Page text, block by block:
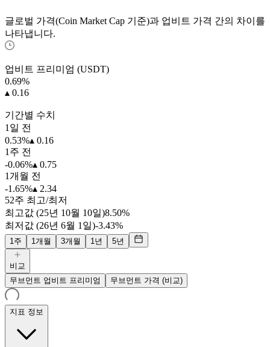
글로벌 가격(Coin Market Cap 기준)과 업비트 가격 간의 차이를
나타냅니다.
업비트 프리미엄 (USDT)
0.69%
▴ 0.16
기간별 수치
1일 전
0.53%▴ 0.16
1주 전
-0.06%▴ 0.75
1개월 전
-1.65%▴ 2.34
52주 최고/최저
최고값 (25년 10월 10일)8.50%
최저값 (26년 6월 1일)-3.43%
1주 1개월 3개월 1년 5년
비교
무브먼트 업비트 프리미엄
무브먼트 가격 (비교)
지표 정보